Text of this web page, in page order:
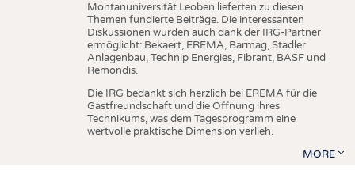
Montanuniversität Leoben lieferten zu diesen
Themen fundierte Beiträge. Die interessanten
Diskussionen wurden auch dank der IRG-Partner
ermöglicht: Bekaert, EREMA, Barmag, Stadler
Anlagenbau, Technip Energies, Fibrant, BASF und
Remondis.
Die IRG bedankt sich herzlich bei EREMA für die
Gastfreundschaft und die Öffnung ihres
Technikums, was dem Tagesprogramm eine
wertvolle praktische Dimension verlieh.
MORE